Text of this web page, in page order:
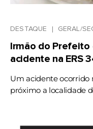
DESTAQUE GERAL/
Irmão do
acidente na ERS
Um acidente ocorrido
próximo a localidade